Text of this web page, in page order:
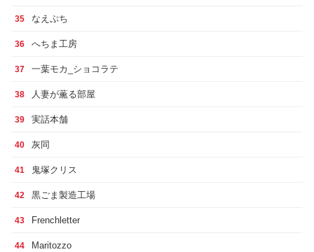
35 なえぷち
36 へちま工房
37 一葉モカ_ショコラテ
38 人妻が薫る部屋
39 実話本舗
40 灰同
41 鬼塚クリス
42 黒ごま製造工場
43 Frenchletter
44 Maritozzo